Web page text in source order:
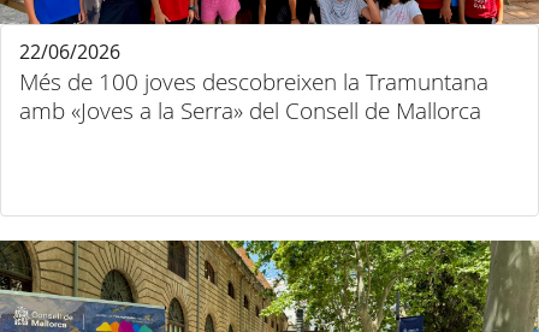
Més de 100 joves descobreixen la Tramuntana
amb «Joves a la Serra» del Consell de Mallorca
22/06/2026